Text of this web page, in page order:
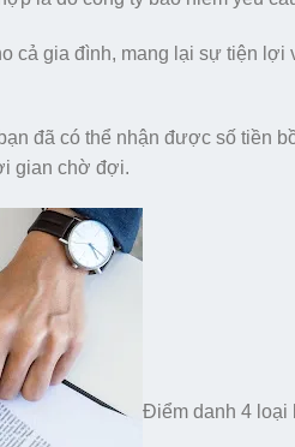
cả gia đình, mang lại sự tiện lợi
đã có thể nhận được số tiền
gian chờ đợi.
Điểm danh 4 loại